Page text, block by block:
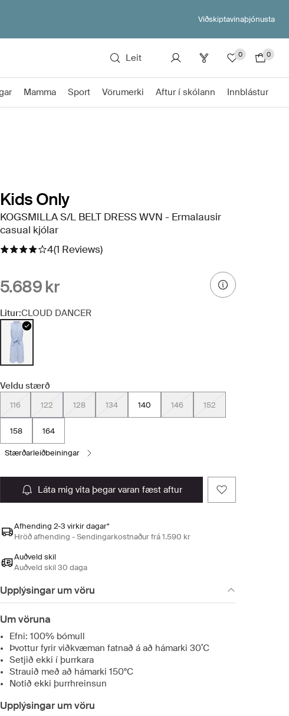
Viðskiptavinaþjónusta
Leit 0 0
Mamma Sport Vörumerki Aftur í skólann Innblástur
Kids Only
KOGSMILLA S/L BELT DRESS WVN - Ermalausir
casual kjólar
4(1 Reviews)
5.689 kr
Litur:CLOUD DANCER
Veldu stærð
116 122 128 134 140 146 152
158 164
stærðarleiðbeiningar
láta mig vita þegar varan fæst aftur
Afhending 2-3 virkir dagar*
Hröð afhending - Sendingarkostnaður frá 1.590 kr
Auðveld skil
Auðveld skil 30 daga
Upplýsingar um vöru
Um vöruna
Efni: 100% bómull
Þvottur fyrir viðkvæman fatnað á að hámarki 30˚C
Setjið ekki í þurrkara
Strauið með að hámarki 150°C
Notið ekki þurrhreinsun
Upplýsingar um vöru